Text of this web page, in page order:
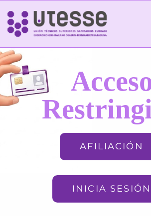
Skip
content
Inicio
QUIÉNES SOMOS
AFILIACIÓN
INICIA SESIÓN